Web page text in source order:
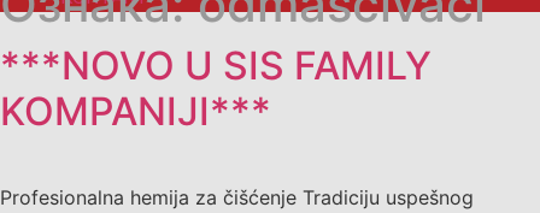
***NOVO U SIS FAMILY
KOMPANIJI***
Profesionalna hemija za čišćenje Tradiciju uspešnog